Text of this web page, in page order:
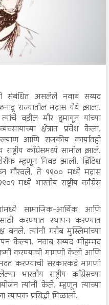
संबंधित असलेले नवाब सय्यद
राज्यातील मद्रास येथे झाला.
वडील मीर हुमायून यांच्या
क्षेत्रात प्रवेश केला.
आणि राजकीय कार्यातही
काँग्रेसमध्ये सामील झाले.
म्हणून निवड झाली. ब्रिटिश
गौरवले. ते १९०० मध्ये मद्रास
मध्ये भारतीय राष्ट्रीय कॉंग्रेस
सामाजिक-आर्थिक आणि
करण्यात स्थापन करण्यात
त्यांनी गरीब मुस्लिमांच्या
केल्या. नवाब सय्यद मोहम्मद
करण्याची मागणी केली आणि
मदत करण्याची सरकारकडे मागणी
राष्ट्रीय काँग्रेसच्या
त्यांनी केले. म्हणून त्याच्या
व्यापक प्रसिद्धी मिळाली.